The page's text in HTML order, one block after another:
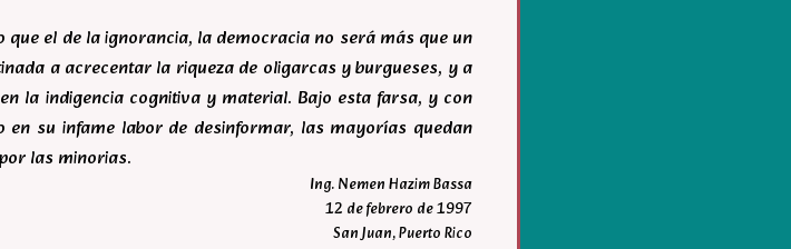
el de la ignorancia, la democracia no será más que un
a acrecentar la riqueza de oligarcas y burgueses, y a
la indigencia cognitiva y material. Bajo esta farsa, y con
su infame labor de desinformar, las mayorías quedan
las minorias.
Ing. Nemen Hazim Bassa
12 de febrero de 1997
San Juan, Puerto Rico